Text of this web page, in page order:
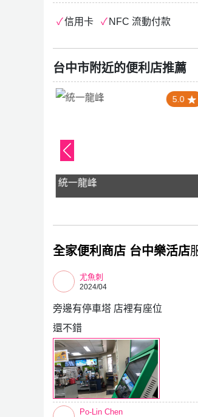
信用卡 NFC 流動付款
台中市附近的便利店推薦
5.0
統一龍峰
全家便利商店 台中樂活店
尤魚刺
2024/04
旁邊有停車塔 店裡有座位
還不錯
Po-Lin Chen